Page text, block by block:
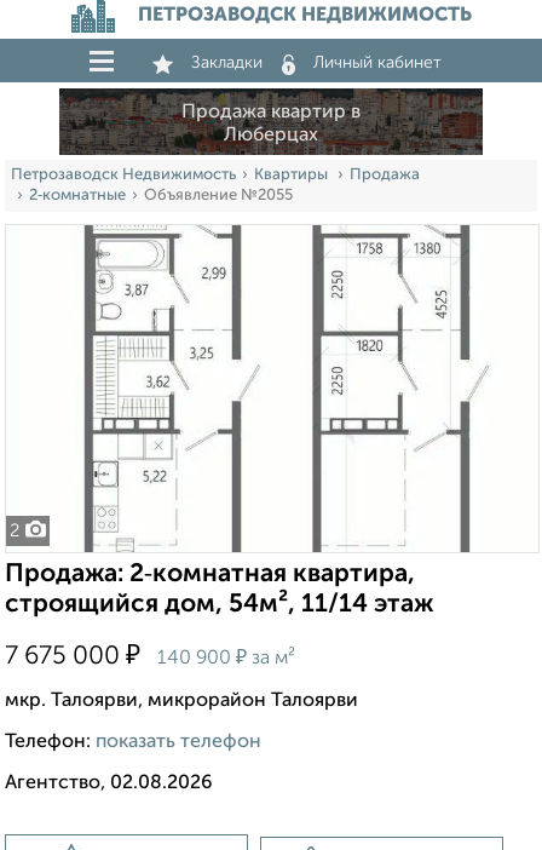
ПЕТРОЗАВОДСК НЕДВИЖИМОСТЬ
Закладки Личный кабинет
Продажа квартир в
Люберцах
Петрозаводск Недвижимость Квартиры
Продажа
2‑комнатные
Объявление №2055
2
Продажа: 2‑комнатная квартира,
строящийся дом, 54м², 11/14 этаж
7 675 000 ₽ 140 900 ₽ за м²
мкр. Талоярви, микрорайон Талоярви
Телефон: показать телефон
Агентство, 02.08.2026